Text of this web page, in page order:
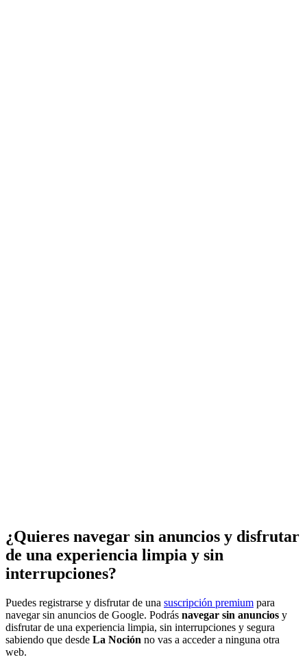
¿Quieres navegar sin anuncios y disfrutar
de una experiencia limpia y sin
interrupciones?
Puedes registrarse y disfrutar de una suscripción premium para
navegar sin anuncios de Google. Podrás navegar sin anuncios y
disfrutar de una experiencia limpia, sin interrupciones y segura
sabiendo que desde La Noción no vas a acceder a ninguna otra
web.